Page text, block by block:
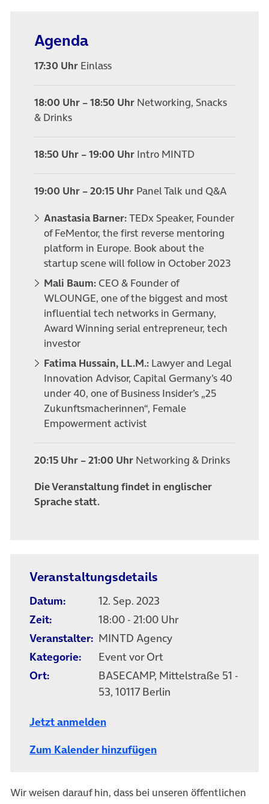
Agenda
17:30 Uhr Einlass
18:00 Uhr – 18:50 Uhr Networking, Snacks
& Drinks
18:50 Uhr – 19:00 Uhr Intro MINTD
19:00 Uhr – 20:15 Uhr Panel Talk und Q&A
Anastasia Barner:TEDx Speaker, Founder
of FeMentor, the first reverse mentoring
platform in Europe. Book about the
startup scene will follow in October 2023
Mali Baum: CEO & Founder of
WLOUNGE, one of the biggest and most
influential tech networks in Germany,
Award Winning serial entrepreneur, tech
investor
Fatima Hussain, LL.M.: Lawyer and Legal
Innovation Advisor, Capital Germany’s 40
under 40, one of Business Insider’s „25
Zukunftsmacherinnen“, Female
Empowerment activist
20:15 Uhr – 21:00 Uhr Networking & Drinks
Die Veranstaltung findet in englischer
Sprache statt.
Veranstaltungsdetails
Datum:
12. Sep. 2023
Zeit:
18:00 - 21:00 Uhr
Veranstalter: MINTD Agency
Kategorie:
Event vor Ort
Ort:
BASECAMP, Mittelstraße 51 -
53, 10117 Berlin
Jetzt anmelden
Zum Kalender hinzufügen
Wir weisen darauf hin, dass bei unseren öffentlichen